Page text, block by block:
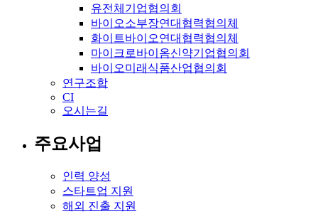
유전체기업협의회
바이오소부장연대협력협의체
화이트바이오연대협력협의체
마이크로바이옴신약기업협의회
바이오미래식품산업협의회
연구조합
CI
오시는길
주요사업
인력 양성
스타트업 지원
해외 진출 지원